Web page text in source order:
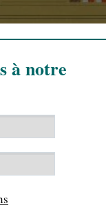
à notre